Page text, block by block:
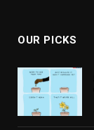
OUR PICKS